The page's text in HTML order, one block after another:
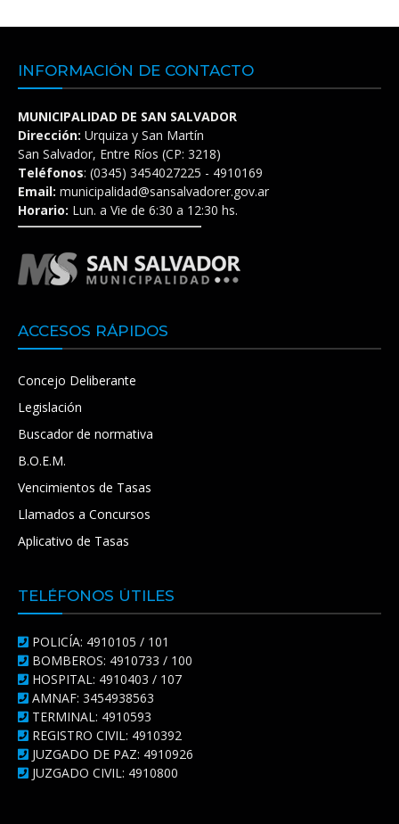
INFORMACIÓN DE CONTACTO
MUNICIPALIDAD DE SAN SALVADOR
Dirección: Urquiza y San Martín
San Salvador, Entre Ríos (CP: 3218)
Teléfonos: (0345) 3454027225 - 4910169
Email: municipalidad@sansalvadorer.gov.ar
Horario: Lun. a Vie de 6:30 a 12:30 hs.
ACCESOS RÁPIDOS
Concejo Deliberante
Legislación
Buscador de normativa
B.O.E.M.
Vencimientos de Tasas
Llamados a Concursos
Aplicativo de Tasas
TELÉFONOS ÚTILES
POLICÍA: 4910105 / 101
BOMBEROS: 4910733 / 100
HOSPITAL: 4910403 / 107
AMNAF: 3454938563
TERMINAL: 4910593
REGISTRO CIVIL: 4910392
JUZGADO DE PAZ: 4910926
JUZGADO CIVIL: 4910800